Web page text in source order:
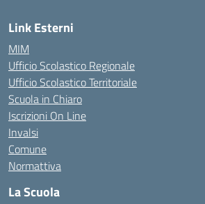
Link Esterni
MIM
Ufficio Scolastico Regionale
Ufficio Scolastico Territoriale
Scuola in Chiaro
Iscrizioni On Line
Invalsi
Comune
Normattiva
La Scuola